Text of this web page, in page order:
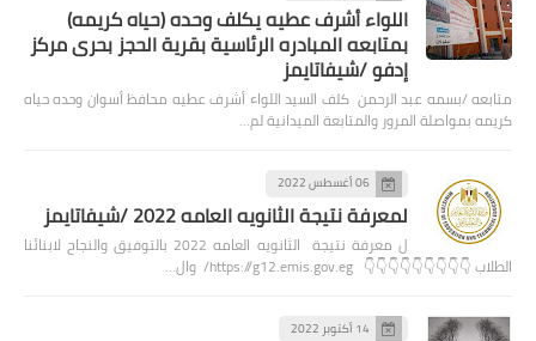
اللواء أشرف عطيه يكلف وحده (حياه كريمه)
بمتابعه المبادره الرئاسية بقرية الحجز بحرى مركز
إدفو /شيفاتايمز
متابعه /بسمه عبد الرحمن كلف السيد اللواء أشرف عطيه محافظ أسوان وحده حياه
كريمه بمواصلة المرور والمتابعة الميدانية لم…
06 أغسطس 2022
لمعرفة نتيجة الثانويه العامه 2022 /شيفاتايمز
ل معرفة نتيجة الثانويه العامه 2022 بالتوفيق والنجاح لابنائنا
الطلاب 👇👇👇👇👇👇👇👇👇 https://g12.emis.gov.eg/ وال…
14 أكتوبر 2022